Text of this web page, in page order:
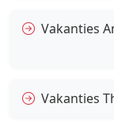
Vakanties
Vakanties